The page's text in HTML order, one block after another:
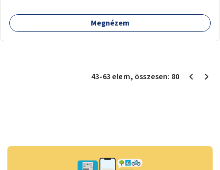
Megnézem
43-63 elem, összesen: 80